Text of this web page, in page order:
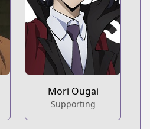
Mori Ougai
Supporting